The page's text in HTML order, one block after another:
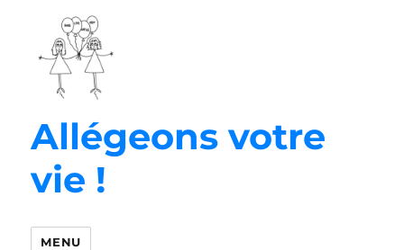
Allégeons votre
vie !
MENU